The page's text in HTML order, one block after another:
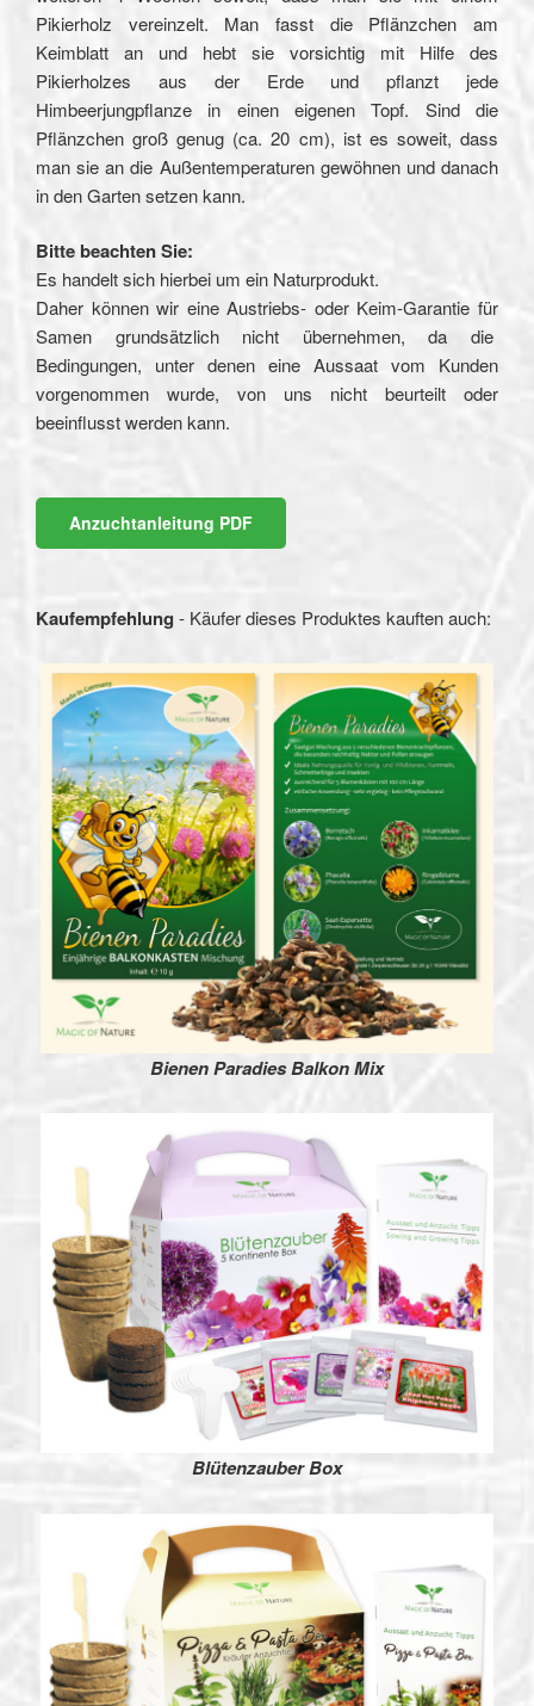
Pikierholz vereinzelt. Man fasst die Pflänzchen am
Keimblatt an und hebt sie vorsichtig mit Hilfe des
Pikierholzes aus der Erde und pflanzt jede
Himbeerjungpflanze in einen eigenen Topf. Sind die
Pflänzchen groß genug (ca. 20 cm), ist es soweit, dass
man sie an die Außentemperaturen gewöhnen und danach
in den Garten setzen kann.
Bitte beachten Sie:
Es handelt sich hierbei um ein Naturprodukt.
Daher können wir eine Austriebs- oder Keim-Garantie für
Samen grundsätzlich nicht übernehmen, da die
Bedingungen, unter denen eine Aussaat vom Kunden
vorgenommen wurde, von uns nicht beurteilt oder
beeinflusst werden kann.
Anzuchtanleitung PDF
Kaufempfehlung - Käufer dieses Produktes kauften auch:
Bienen Paradies Balkon Mix
Blütenzauber Box